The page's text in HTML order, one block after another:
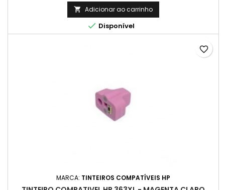
 Adicionar ao carrinho
 Disponível
MARCA: TINTEIROS COMPATÍVEIS HP
favorite_border